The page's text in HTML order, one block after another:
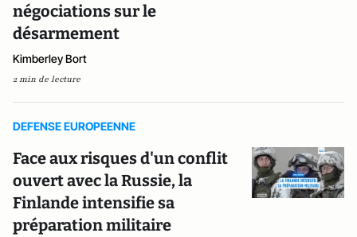
négociations sur le
désarmement
Kimberley Bort
2 min de lecture
DEFENSE EUROPEENNE
Face aux risques d'un conflit
ouvert avec la Russie, la
Finlande intensifie sa
préparation militaire